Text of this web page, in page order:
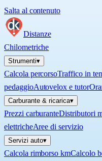
Salta al contenuto
Distanze
Chilometriche
Strumenti▾
Calcola percorsoTraffico in
pedaggioAutovelox e tutor
Carburante & ricarica▾
Prezzi carburanteDistributori
elettricheAree di servizio
Servizi auto▾
Calcola rimborso kmCalcolo